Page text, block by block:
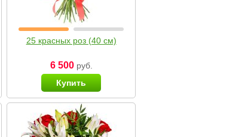
25 красных роз (40 см)
6 500руб.
Купить